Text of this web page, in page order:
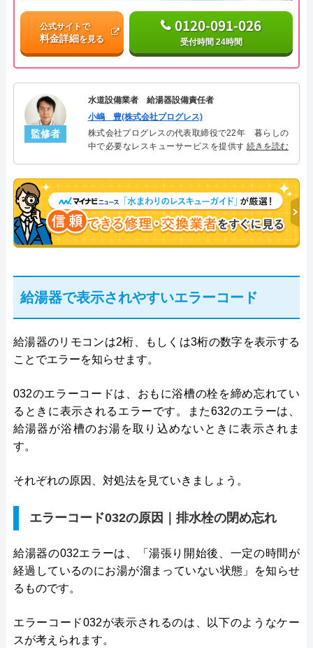
公式サイトで
料金詳細を見る
0120-091-026
受付時間 24時間
監修者
水道設備業者 給湯器設備責任者
小嶋 豊(株式会社プログレス)
株式会社プログレスの代表取締役で22年 暮らしの
中で必要なレスキューサービスを提供する株式会社
決。多くのお客様に信頼される「給湯器」のスペシ
ャリスト。
続きを読む
給湯器で表示されやすいエラーコード
給湯器のリモコンは2桁、もしくは3桁の数字を表示する
ことでエラーを知らせます。
032のエラーコードは、おもに浴槽の栓を締め忘れてい
るときに表示されるエラーです。また632のエラーは、
給湯器が浴槽のお湯を取り込めないときに表示されま
す。
それぞれの原因、対処法を見ていきましょう。
エラーコード032の原因｜排水栓の閉め忘れ
給湯器の032エラーは、「湯張り開始後、一定の時間が
経過しているのにお湯が溜まっていない状態」を知らせ
るものです。
エラーコード032が表示されるのは、以下のようなケー
スが考えられます。